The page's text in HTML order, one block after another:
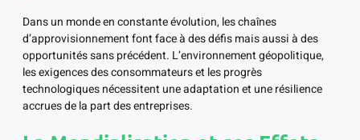
Dans un monde en constante évolution, les chaînes
d’approvisionnement font face à des défis mais aussi à des
opportunités sans précédent. L’environnement géopolitique,
les exigences des consommateurs et les progrès
technologiques nécessitent une adaptation et une résilience
accrues de la part des entreprises.